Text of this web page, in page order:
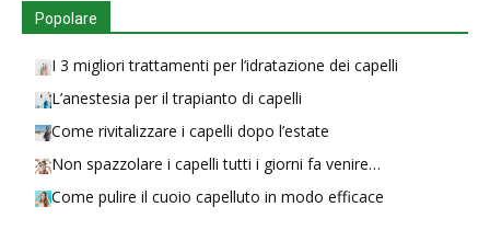
Popolare
I 3 migliori trattamenti per l’idratazione dei capelli
L’anestesia per il trapianto di capelli
Come rivitalizzare i capelli dopo l’estate
Non spazzolare i capelli tutti i giorni fa venire…
Come pulire il cuoio capelluto in modo efficace